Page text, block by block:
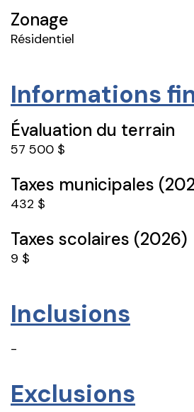
Zonage
Résidentiel
Informations
Évaluation du terrain
57 500 $
Taxes municipales
432 $
Taxes scolaires (2026)
9 $
Inclusions
-
Exclusions